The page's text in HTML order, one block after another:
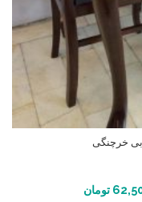
خرچنگی
تومان